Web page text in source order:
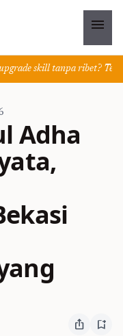
menu
skill tanpa ribet?
Adha
ios_share bookmark_add